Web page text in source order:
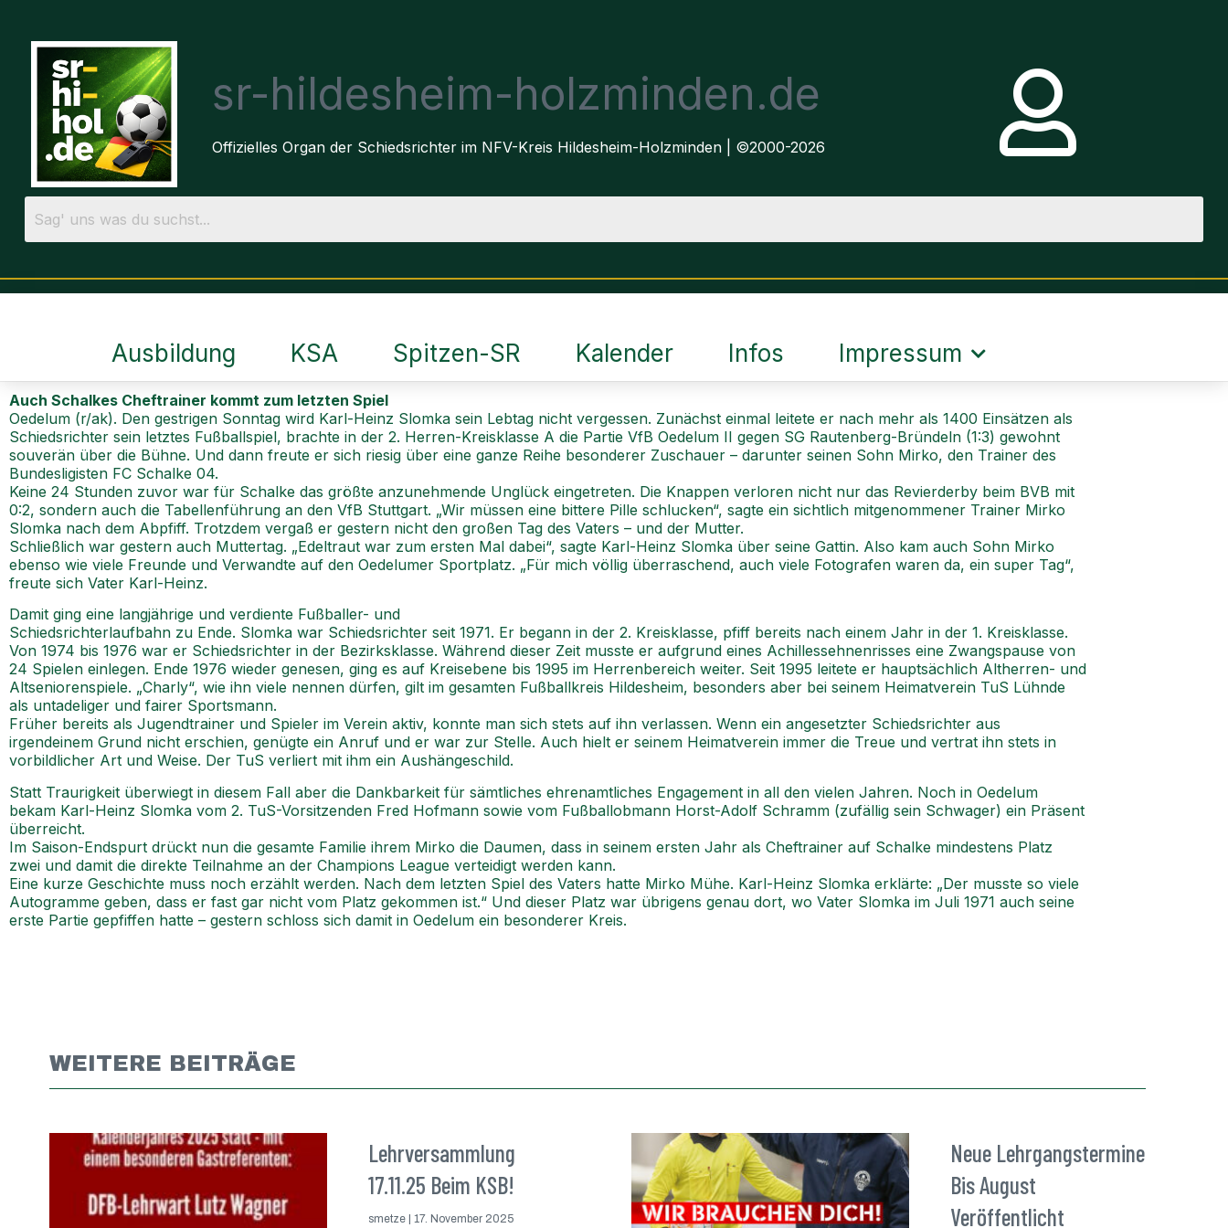
sr-hildesheim-holzminden.de
Offizielles Organ der Schiedsrichter im NFV-Kreis Hildesheim-Holzminden | ©2000-2026
Ausbildung KSA Spitzen-SR Kalender Infos Impressum
Auch Schalkes Cheftrainer kommt zum letzten Spiel
Oedelum (r/ak). Den gestrigen Sonntag wird Karl-Heinz Slomka sein Lebtag nicht vergessen. Zunächst einmal leitete er nach mehr als 1400 Einsätzen als
Schiedsrichter sein letztes Fußballspiel, brachte in der 2. Herren-Kreisklasse A die Partie VfB Oedelum II gegen SG Rautenberg-Bründeln (1:3) gewohnt
souverän über die Bühne. Und dann freute er sich riesig über eine ganze Reihe besonderer Zuschauer – darunter seinen Sohn Mirko, den Trainer des
Bundesligisten FC Schalke 04.
Keine 24 Stunden zuvor war für Schalke das größte anzunehmende Unglück eingetreten. Die Knappen verloren nicht nur das Revierderby beim BVB mit
0:2, sondern auch die Tabellenführung an den VfB Stuttgart. „Wir müssen eine bittere Pille schlucken“, sagte ein sichtlich mitgenommener Trainer Mirko
Slomka nach dem Abpfiff. Trotzdem vergaß er gestern nicht den großen Tag des Vaters – und der Mutter.
Schließlich war gestern auch Muttertag. „Edeltraut war zum ersten Mal dabei“, sagte Karl-Heinz Slomka über seine Gattin. Also kam auch Sohn Mirko
ebenso wie viele Freunde und Verwandte auf den Oedelumer Sportplatz. „Für mich völlig überraschend, auch viele Fotografen waren da, ein super Tag“,
freute sich Vater Karl-Heinz.
Damit ging eine langjährige und verdiente Fußballer- und
Schiedsrichterlaufbahn zu Ende. Slomka war Schiedsrichter seit 1971. Er begann in der 2. Kreisklasse, pfiff bereits nach einem Jahr in der 1. Kreisklasse.
Von 1974 bis 1976 war er Schiedsrichter in der Bezirksklasse. Während dieser Zeit musste er aufgrund eines Achillessehnenrisses eine Zwangspause von
24 Spielen einlegen. Ende 1976 wieder genesen, ging es auf Kreisebene bis 1995 im Herrenbereich weiter. Seit 1995 leitete er hauptsächlich Altherren- und
Altseniorenspiele. „Charly“, wie ihn viele nennen dürfen, gilt im gesamten Fußballkreis Hildesheim, besonders aber bei seinem Heimatverein TuS Lühnde
als untadeliger und fairer Sportsmann.
Früher bereits als Jugendtrainer und Spieler im Verein aktiv, konnte man sich stets auf ihn verlassen. Wenn ein angesetzter Schiedsrichter aus
irgendeinem Grund nicht erschien, genügte ein Anruf und er war zur Stelle. Auch hielt er seinem Heimatverein immer die Treue und vertrat ihn stets in
vorbildlicher Art und Weise. Der TuS verliert mit ihm ein Aushängeschild.
Statt Traurigkeit überwiegt in diesem Fall aber die Dankbarkeit für sämtliches ehrenamtliches Engagement in all den vielen Jahren. Noch in Oedelum
bekam Karl-Heinz Slomka vom 2. TuS-Vorsitzenden Fred Hofmann sowie vom Fußballobmann Horst-Adolf Schramm (zufällig sein Schwager) ein Präsent
überreicht.
Im Saison-Endspurt drückt nun die gesamte Familie ihrem Mirko die Daumen, dass in seinem ersten Jahr als Cheftrainer auf Schalke mindestens Platz
zwei und damit die direkte Teilnahme an der Champions League verteidigt werden kann.
Eine kurze Geschichte muss noch erzählt werden. Nach dem letzten Spiel des Vaters hatte Mirko Mühe. Karl-Heinz Slomka erklärte: „Der musste so viele
Autogramme geben, dass er fast gar nicht vom Platz gekommen ist.“ Und dieser Platz war übrigens genau dort, wo Vater Slomka im Juli 1971 auch seine
erste Partie gepfiffen hatte – gestern schloss sich damit in Oedelum ein besonderer Kreis.
WEITERE BEITRÄGE
Lehrversammlung
17.11.25 Beim KSB!
smetze 17. November 2025
Neue Lehrgangstermine
Bis August
Veröffentlicht